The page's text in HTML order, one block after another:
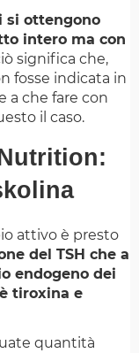
si ottengono
intero ma con
significa che,
fosse indicata in
a che fare con
il caso.
attivo è presto
del TSH che a
endogeno dei
tiroxina e
quantità